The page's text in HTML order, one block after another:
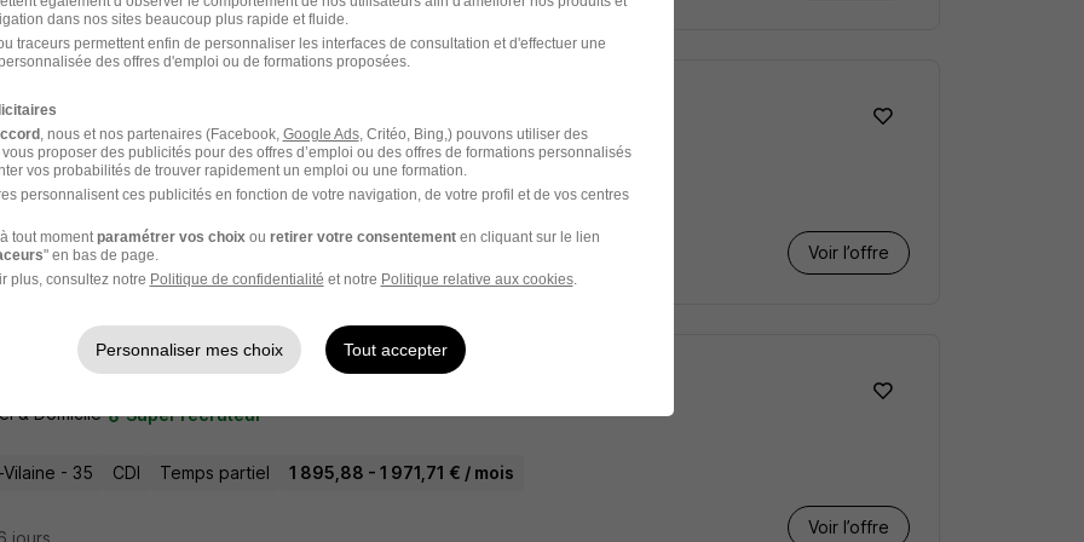
d'Entretien Polyvalent H/F
& Domicile Super recruteur
- 35 CDI Temps partiel 12,50 - 13,50 € / heure
Voir l’offre
jours
- Femme de Ménage - Cesson-Sévigné H/F
& Domicile Super recruteur
- 35 CDI Temps partiel 1 895,88 - 1 971,71 € / mois
Voir l’offre
dans nos sites beaucoup plus rapide et fluide.
traceurs permettent enfin de personnaliser les interfaces de consultation et d'effectuer une
des offres d'emploi ou de formations proposées.
, nous et nos partenaires (Facebook, Google Ads, Critéo, Bing,) pouvons utiliser des
proposer des publicités pour des offres d’emploi ou des offres de formations personnalisés
vos probabilités de trouver rapidement un emploi ou une formation.
personnalisent ces publicités en fonction de votre navigation, de votre profil et de vos centres
tout moment paramétrer vos choix ou retirer votre consentementen cliquant sur le lien
" en bas de page.
plus, consultez notre Politique de confidentialité et notre Politique relative aux cookies.
Personnaliser mes choix Tout accepter